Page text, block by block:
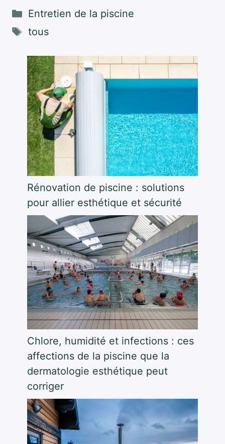
Catégories
Entretien de la piscine
Étiquettes
tous
Rénovation de piscine : solutions
pour allier esthétique et sécurité
Chlore, humidité et infections : ces
affections de la piscine que la
dermatologie esthétique peut
corriger